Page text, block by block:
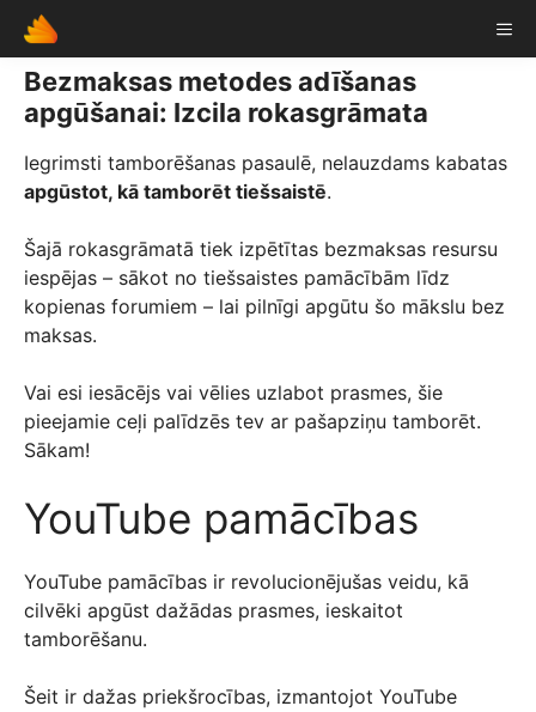
Skip
content
Bezmaksas metodes adīšanas
apgūšanai: Izcila rokasgrāmata
Iegrimsti tamborēšanas pasaulē, nelauzdams kabatas
apgūstot, kā tamborēt tiešsaistē.
Šajā rokasgrāmatā tiek izpētītas bezmaksas resursu
iespējas – sākot no tiešsaistes pamācībām līdz
kopienas forumiem – lai pilnīgi apgūtu šo mākslu bez
maksas.
Vai esi iesācējs vai vēlies uzlabot prasmes, šie
pieejamie ceļi palīdzēs tev ar pašapziņu tamborēt.
Sākam!
YouTube pamācības
YouTube pamācības ir revolucionējušas veidu, kā
cilvēki apgūst dažādas prasmes, ieskaitot
tamborēšanu.
Šeit ir dažas priekšrocības, izmantojot YouTube